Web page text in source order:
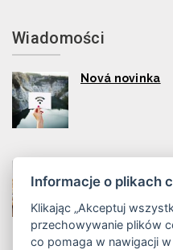
Wiadomości
Nová novinka
Informacje o plikach
Klikając „Akceptuj
przechowywanie plików
co pomaga w nawigacji